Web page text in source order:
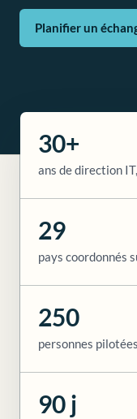
Planifier un
30+
ans de direction
29
pays coordonnés
250
personnes
90 j